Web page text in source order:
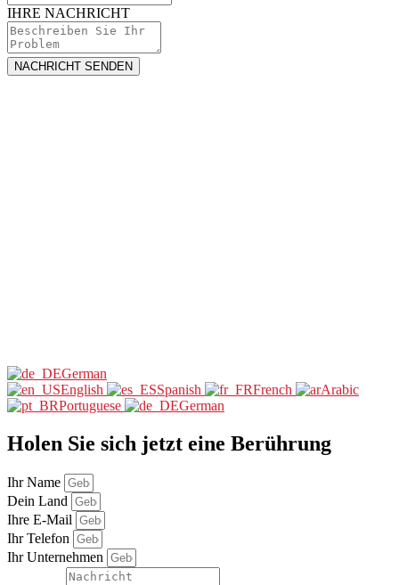
IHRE NACHRICHT
NACHRICHT SENDEN
German
English
Spanish French
Arabic
Portuguese
German
Holen Sie sich jetzt eine Berührung
Ihr Name
Dein Land
Ihre E-Mail
Ihr Telefon
Ihr Unternehmen